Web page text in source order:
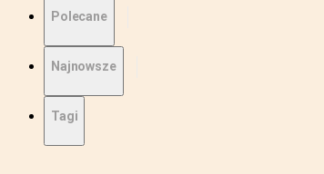
Polecane
Najnowsze
Tagi